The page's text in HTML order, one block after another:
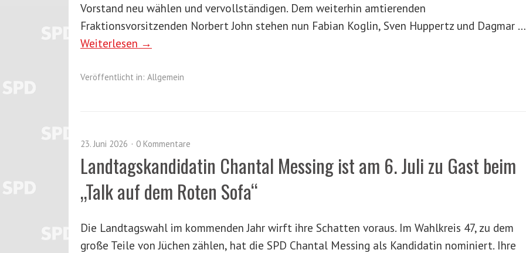
Vorstand neu wählen und vervollständigen. Dem weiterhin amtierenden
Fraktionsvorsitzenden Norbert John stehen nun Fabian Koglin, Sven Huppertz und Dagmar …
Weiterlesen →
Veröffentlicht in: Allgemein
23. Juni 2026 0 Kommentare
Landtagskandidatin Chantal Messing ist am 6. Juli zu Gast beim
„Talk auf dem Roten Sofa“
Die Landtagswahl im kommenden Jahr wirft ihre Schatten voraus. Im Wahlkreis 47, zu dem
große Teile von Jüchen zählen, hat die SPD Chantal Messing als Kandidatin nominiert. Ihre